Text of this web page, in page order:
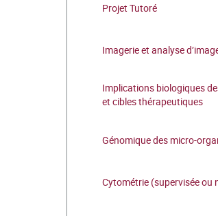
Projet Tutoré
Imagerie et analyse
Implications biologiques
et cibles thérapeutiques
Génomique des micro-
Cytométrie (supervisée ou